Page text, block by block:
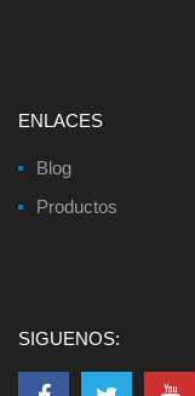
ENLACES
Blog
Productos
SIGUENOS: